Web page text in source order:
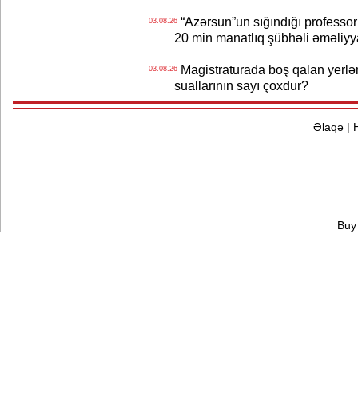
03.08.26“Azərsun”un sığındığı
20 min manatlıq şübhəli
03.08.26Magistraturada boş qalan
suallarının sayı çoxdur?
Əlaqə|